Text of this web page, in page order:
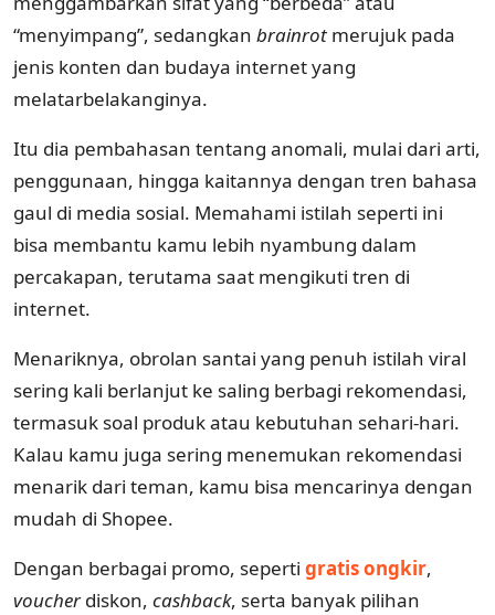
“menyimpang”, sedangkan brainrot merujuk pada
jenis konten dan budaya internet yang
melatarbelakanginya.
Itu dia pembahasan tentang anomali, mulai dari arti,
penggunaan, hingga kaitannya dengan tren bahasa
gaul di media sosial. Memahami istilah seperti ini
bisa membantu kamu lebih nyambung dalam
percakapan, terutama saat mengikuti tren di
internet.
Menariknya, obrolan santai yang penuh istilah viral
sering kali berlanjut ke saling berbagi rekomendasi,
termasuk soal produk atau kebutuhan sehari-hari.
Kalau kamu juga sering menemukan rekomendasi
menarik dari teman, kamu bisa mencarinya dengan
mudah di Shopee.
Dengan berbagai promo, seperti gratis ongkir,
voucherdiskon, cashback, serta banyak pilihan